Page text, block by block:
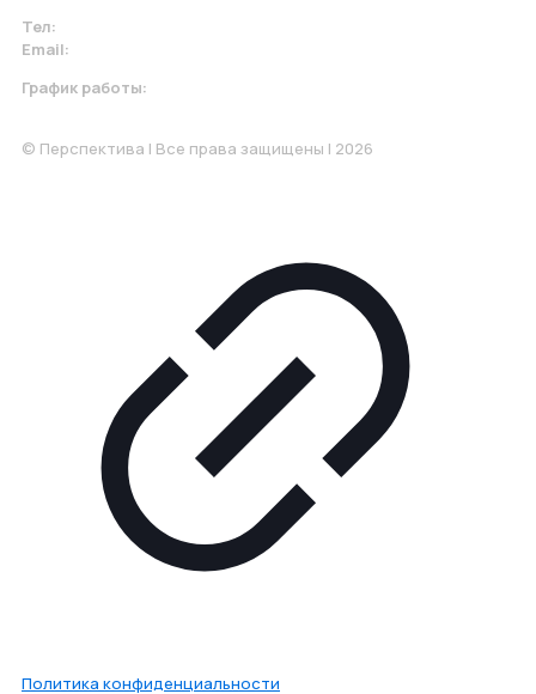
Тел:
Email:
График работы:
© Перспектива | Все права защищены | 2026
Политика конфиденциальности